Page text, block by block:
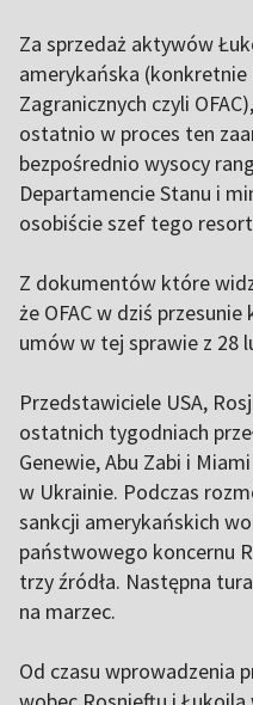
Za sprzedaż aktywów
amerykańska
Zagranicznych czyli
ostatnio w proces ten
bezpośrednio wysocy
Departamencie Stanu i
osobiście szef tego
Z dokumentów które
że OFAC w dziś
umów w tej sprawie z 28
Przedstawiciele USA,
ostatnich tygodniach
Genewie, Abu Zabi i
w Ukrainie. Podczas
sankcji amerykańskich
państwowego koncernu
trzy źródła. Następna
na marzec.
Od czasu wprowadzenia